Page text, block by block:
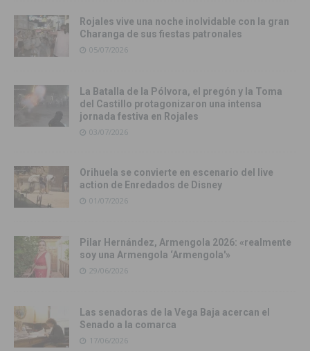
Rojales vive una noche inolvidable con la gran
Charanga de sus fiestas patronales
05/07/2026
La Batalla de la Pólvora, el pregón y la Toma
del Castillo protagonizaron una intensa
jornada festiva en Rojales
03/07/2026
Orihuela se convierte en escenario del live
action de Enredados de Disney
01/07/2026
Pilar Hernández, Armengola 2026: «realmente
soy una Armengola ‘Armengola'»
29/06/2026
Las senadoras de la Vega Baja acercan el
Senado a la comarca
17/06/2026